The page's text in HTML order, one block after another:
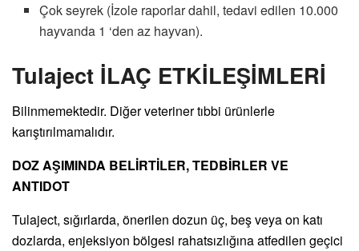
Çok seyrek (İzole raporlar dahil, tedavi edilen 10.000
hayvanda 1 ‘den az hayvan).
Tulaject İLAÇ ETKİLEŞİMLERİ
Bilinmemektedir. Diğer veteriner tıbbi ürünlerle
karıştırılmamalıdır.
DOZ AŞIMINDA BELİRTİLER, TEDBİRLER VE
ANTIDOT
Tulaject, sığırlarda, önerilen dozun üç, beş veya on katı
dozlarda, enjeksiyon bölgesi rahatsızlığına atfedilen geçici